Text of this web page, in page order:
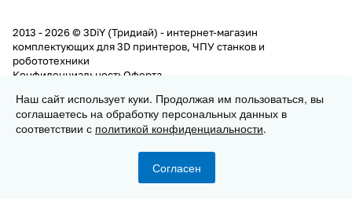
Заказать
Корзина Избранные
2013 - 2026 © 3DiY (Тридиай) - интернет-магазин
комплектующих для 3D принтеров, ЧПУ станков и
робототехники
КонфиденциальностьОферта
Наш сайт использует куки. Продолжая им пользоваться, вы
соглашаетесь на обработку персональных данных в
соответствии с политикой конфиденциальности.
Согласен